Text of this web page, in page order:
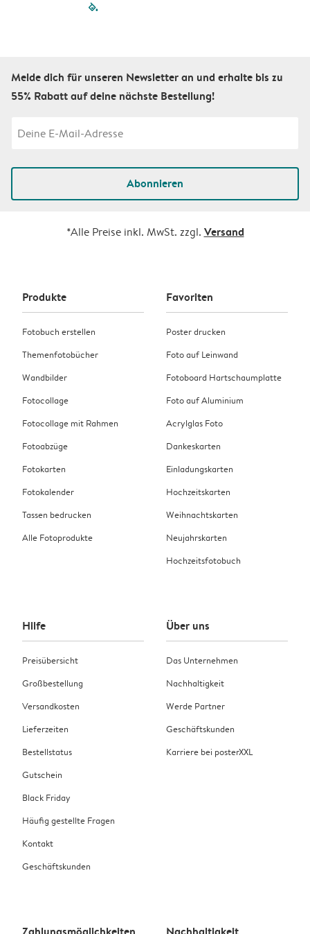
filled-pagination
Melde dich für unseren Newsletter an und erhalte bis zu
55% Rabatt auf deine nächste Bestellung!
Abonnieren
*Alle Preise inkl. MwSt. zzgl. Versand
Produkte
Fotobuch erstellen
Themenfotobücher
Wandbilder
Fotocollage
Fotocollage mit Rahmen
Fotoabzüge
Fotokarten
Fotokalender
Tassen bedrucken
Alle Fotoprodukte
Favoriten
Poster drucken
Foto auf Leinwand
Fotoboard Hartschaumplatte
Foto auf Aluminium
Acrylglas Foto
Dankeskarten
Einladungskarten
Hochzeitskarten
Weihnachtskarten
Neujahrskarten
Hochzeitsfotobuch
Hilfe
Preisübersicht
Großbestellung
Versandkosten
Lieferzeiten
Bestellstatus
Gutschein
Black Friday
Häufig gestellte Fragen
Kontakt
Geschäftskunden
Über uns
Das Unternehmen
Nachhaltigkeit
Werde Partner
Geschäftskunden
Karriere bei posterXXL